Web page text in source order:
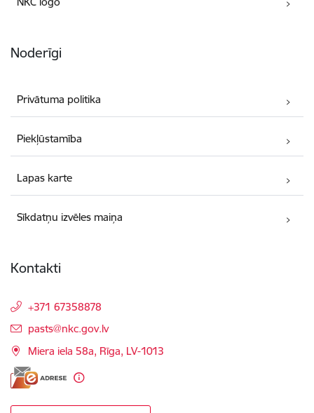
Noderīgi
Privātuma politika
Piekļūstamība
Lapas karte
Sīkdatņu izvēles maiņa
Kontakti
+371 67358878
E-pasts:
pasts@nkc.gov.lv
Miera iela 58a, Rīga, LV-1013